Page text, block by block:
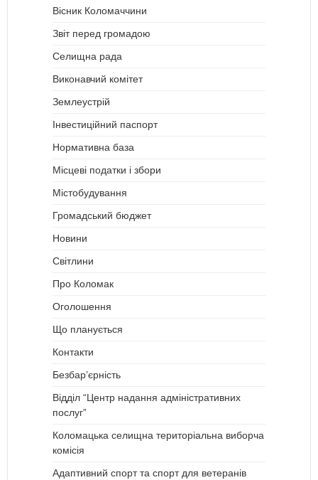
Вісник Коломаччини
Звіт перед громадою
Селищна рада
Виконавчий комітет
Землеустрій
Інвестиційний паспорт
Нормативна база
Місцеві податки і збори
Містобудування
Громадський бюджет
Новини
Світлини
Про Коломак
Оголошення
Що планується
Контакти
Безбар’єрність
Відділ “Центр надання адміністративних
послуг”
Коломацька селищна територіальна виборча
комісія
Адаптивний спорт та спорт для ветеранів